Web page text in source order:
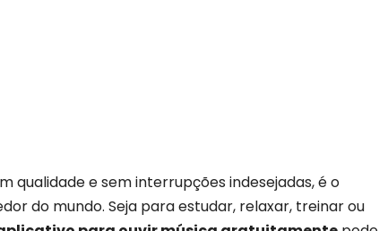
qualidade e sem interrupções indesejadas, é o
do mundo. Seja para estudar, relaxar, treinar ou